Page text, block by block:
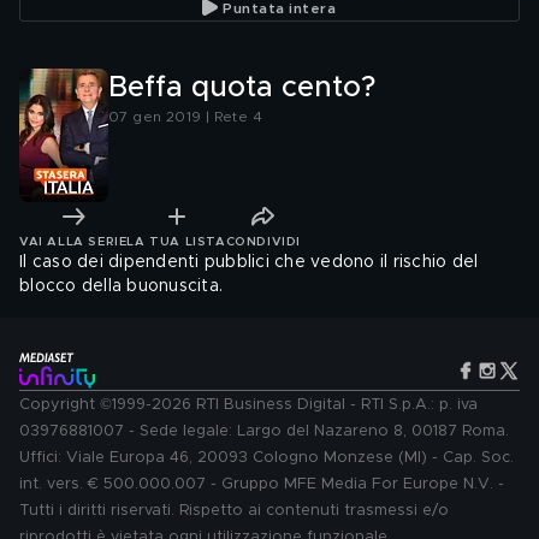
Puntata intera
Beffa quota cento?
07 gen 2019 | Rete 4
VAI ALLA SERIE LA TUA LISTA CONDIVIDI
Il caso dei dipendenti pubblici che vedono il rischio del
blocco della buonuscita.
Copyright ©1999-2026 RTI Business Digital - RTI S.p.A.: p. iva
03976881007 - Sede legale: Largo del Nazareno 8, 00187 Roma.
Uffici: Viale Europa 46, 20093 Cologno Monzese (MI) - Cap. Soc.
int. vers. € 500.000.007 - Gruppo MFE Media For Europe N.V. -
Tutti i diritti riservati. Rispetto ai contenuti trasmessi e/o